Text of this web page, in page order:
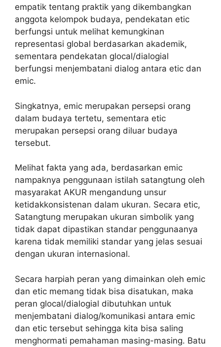
empatik tentang praktik yang dikembangkan
anggota kelompok budaya, pendekatan etic
berfungsi untuk melihat kemungkinan
representasi global berdasarkan akademik,
sementara pendekatan glocal/dialogial
berfungsi menjembatani dialog antara etic dan
emic.
Singkatnya, emic merupakan persepsi orang
dalam budaya tertetu, sementara etic
merupakan persepsi orang diluar budaya
tersebut.
Melihat fakta yang ada, berdasarkan emic
nampaknya penggunaan istilah satangtung oleh
masyarakat AKUR mengandung unsur
ketidakkonsistenan dalam ukuran. Secara etic,
Satangtung merupakan ukuran simbolik yang
tidak dapat dipastikan standar penggunaanya
karena tidak memiliki standar yang jelas sesuai
dengan ukuran internasional.
Secara harpiah peran yang dimainkan oleh emic
dan etic memang tidak bisa disatukan, maka
peran glocal/dialogial dibutuhkan untuk
menjembatani dialog/komunikasi antara emic
dan etic tersebut sehingga kita bisa saling
menghormati pemahaman masing-masing. Batu